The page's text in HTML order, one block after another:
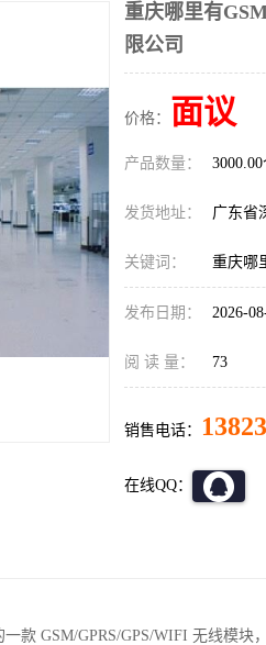
重庆哪里有
限公司
价格： 面议
产品数量：
发货地址： 广东省
关键词： 重庆哪
发布日期： 2026-
阅 读 量： 73
销售电话：
在线QQ：
款 GSM/GPRS/GPS/WIFI 无线模块